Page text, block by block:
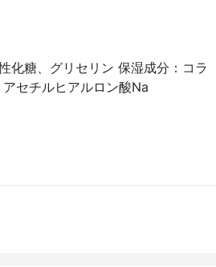
化糖、グリセリン 保湿成分：コラ
セチルヒアルロン酸Na